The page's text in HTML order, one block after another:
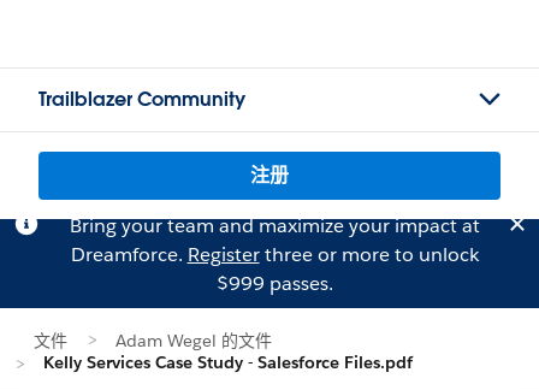
Trailblazer Community
注册
Bring your team and maximize your impact at
Dreamforce. Registerthree or more to unlock
$999 passes.
文件
Adam Wegel 的文件
Kelly Services Case Study - Salesforce Files.pdf